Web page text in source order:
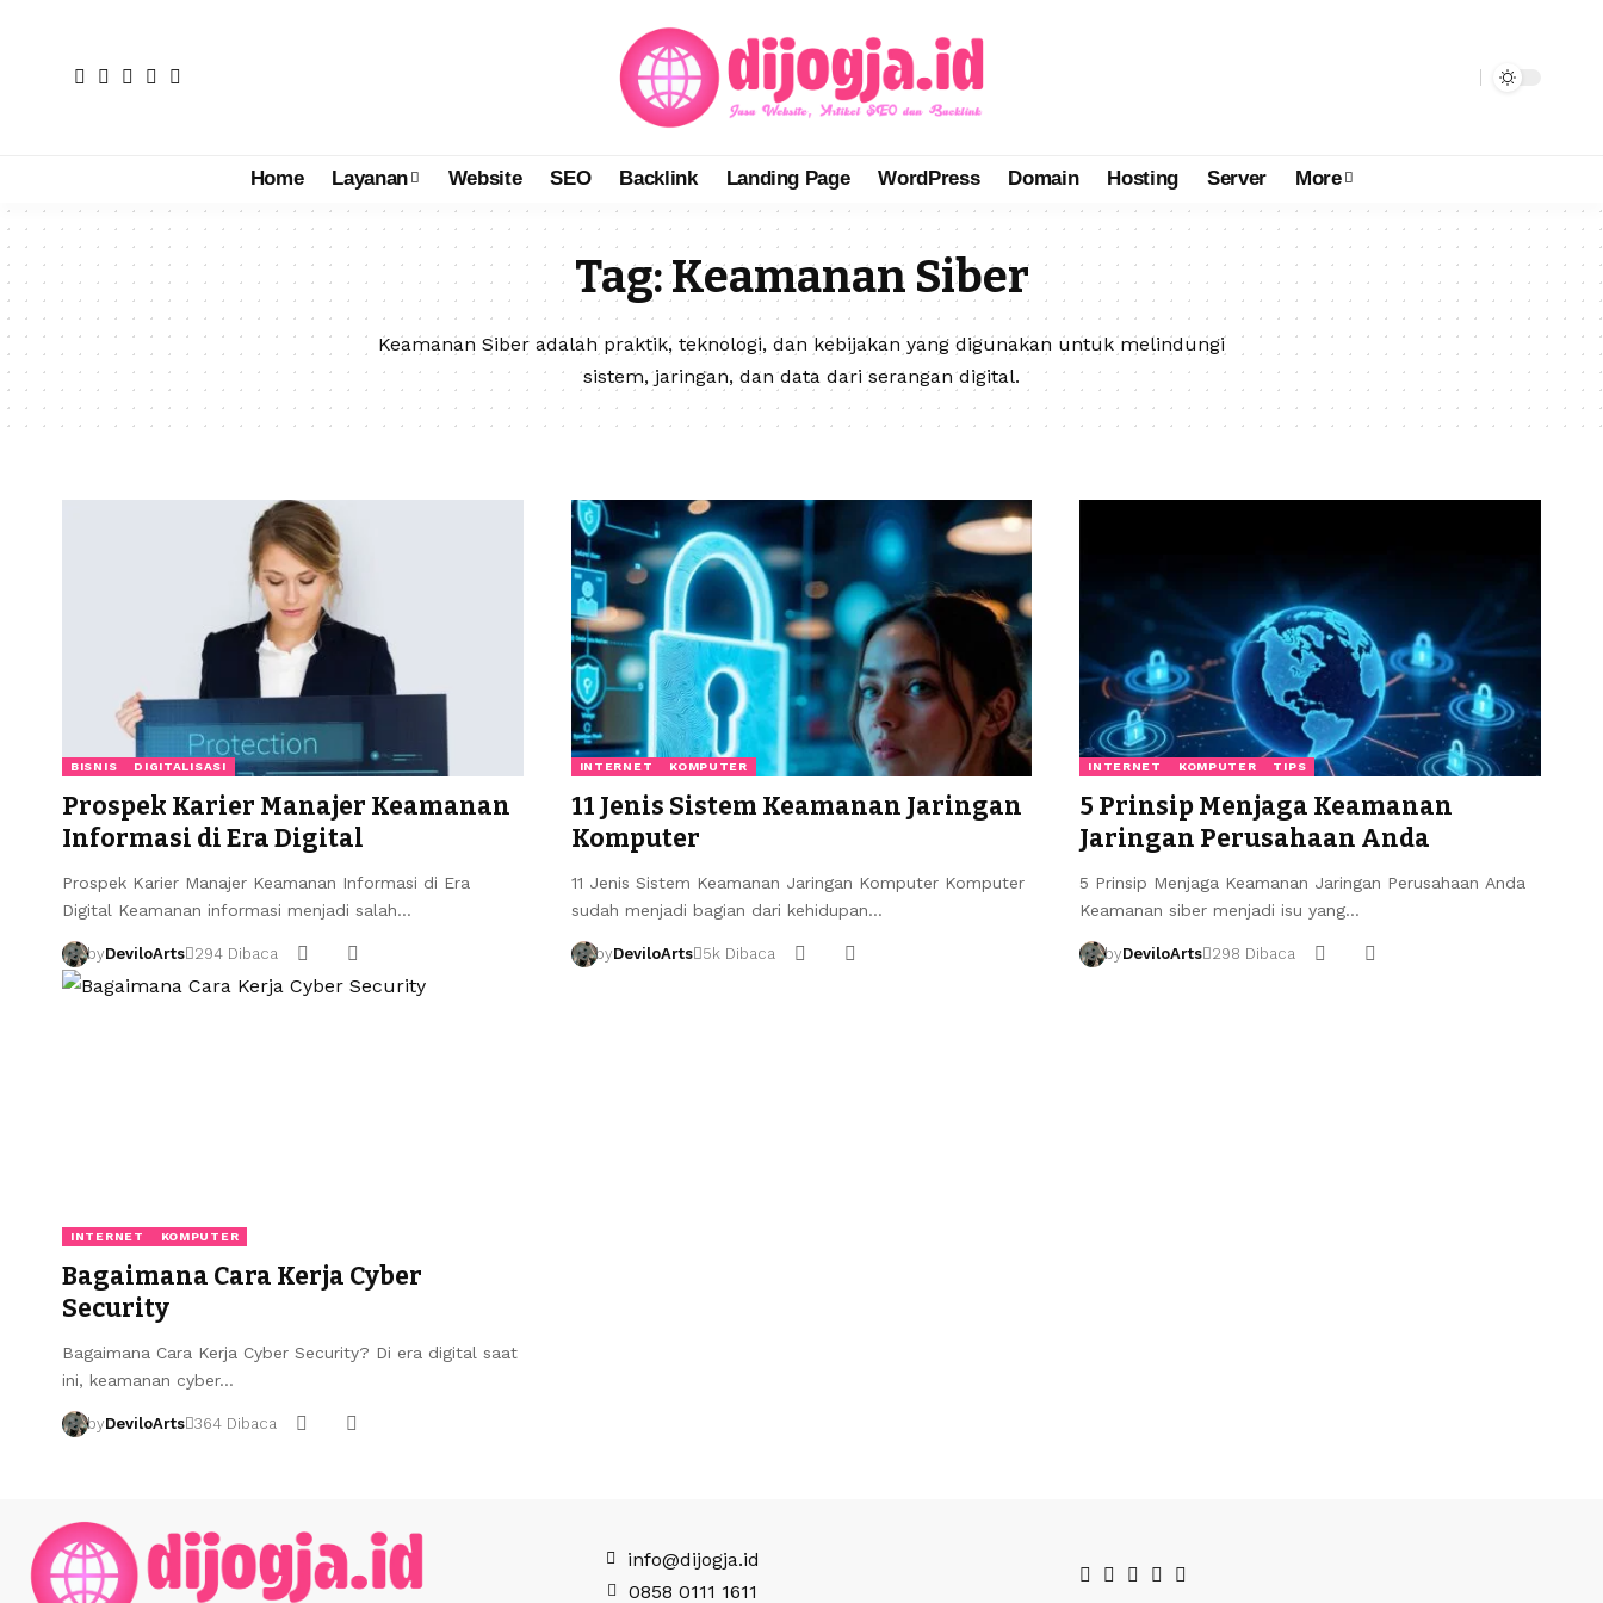
Home Layanan Website SEO Backlink Landing Page WordPress Domain Hosting Server More
Tag:Keamanan Siber
Keamanan Siber adalah praktik, teknologi, dan kebijakan yang digunakan untuk melindungi
sistem, jaringan, dan data dari serangan digital.
BISNIS DIGITALISASI
Prospek Karier Manajer Keamanan
Informasi di Era Digital
Prospek Karier Manajer Keamanan Informasi di Era
Digital Keamanan informasi menjadi salah…
byDeviloArts 294 Dibaca
INTERNET KOMPUTER
11 Jenis Sistem Keamanan Jaringan
Komputer
11 Jenis Sistem Keamanan Jaringan Komputer Komputer
sudah menjadi bagian dari kehidupan…
byDeviloArts 5k Dibaca
INTERNET KOMPUTER TIPS
5 Prinsip Menjaga Keamanan
Jaringan Perusahaan Anda
5 Prinsip Menjaga Keamanan Jaringan Perusahaan Anda
Keamanan siber menjadi isu yang…
byDeviloArts 298 Dibaca
INTERNET KOMPUTER
Bagaimana Cara Kerja Cyber
Security
Bagaimana Cara Kerja Cyber Security? Di era digital saat
ini, keamanan cyber…
byDeviloArts 364 Dibaca
info@dijogja.id
0858 0111 1611